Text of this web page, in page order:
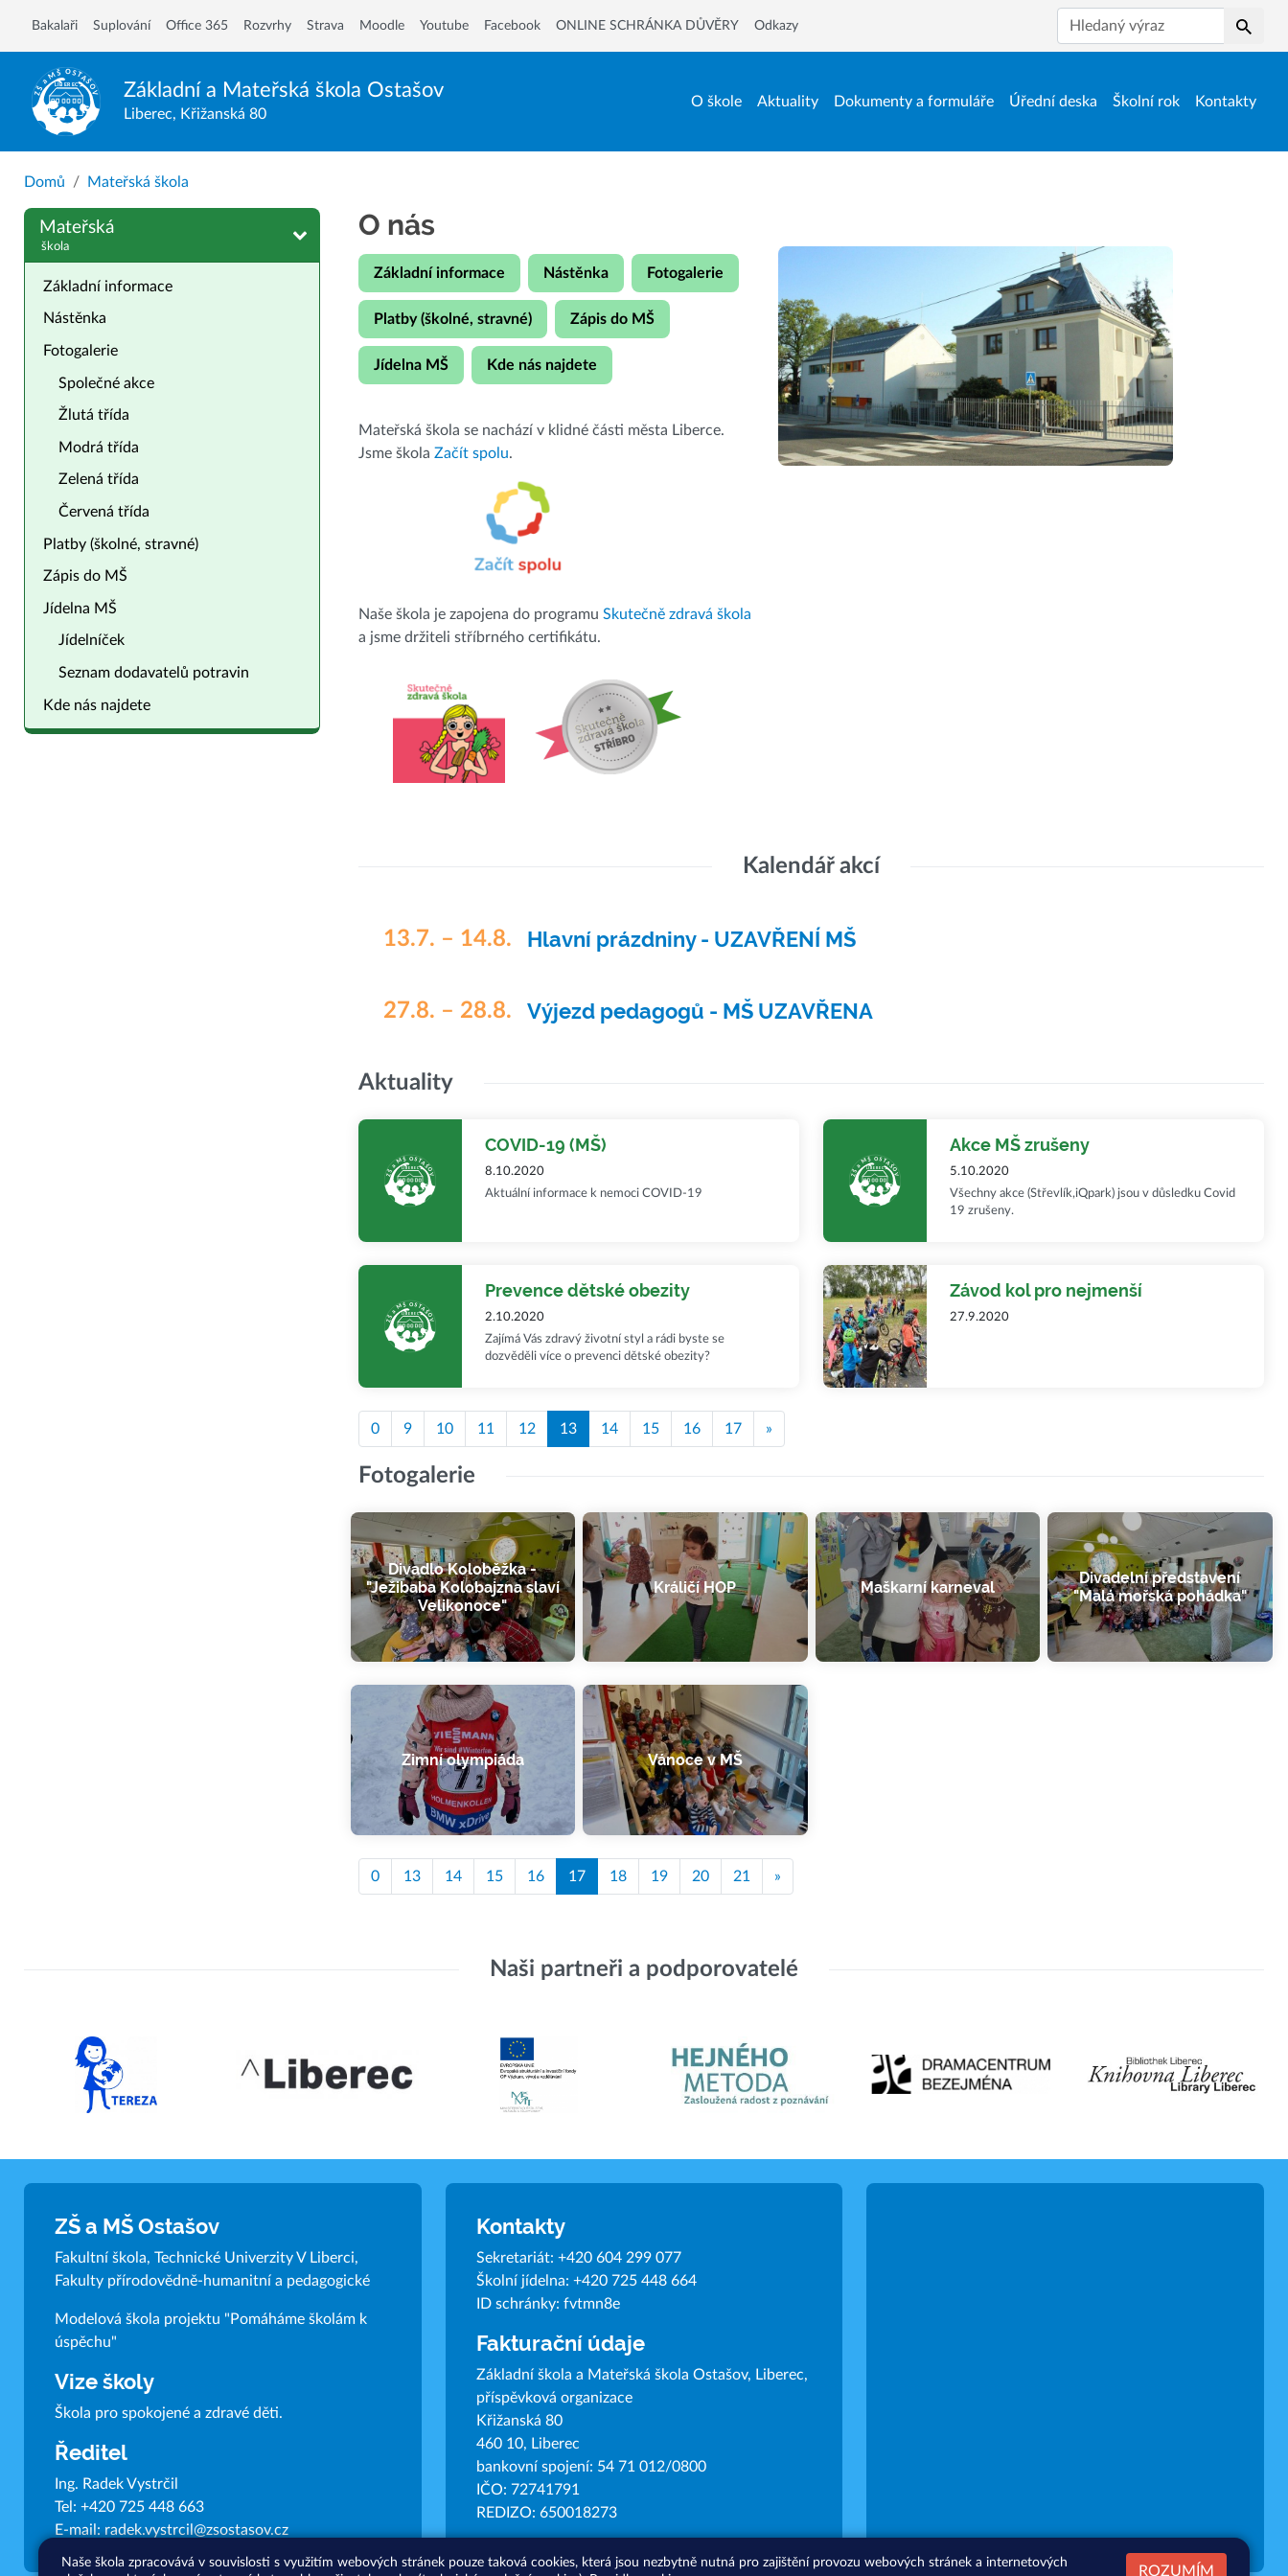
Základní a Mateřská škola Ostašov
Liberec, Křižanská 80
O škole Aktuality Dokumenty a formuláře Úřední deska Školní rok Kontakty
Bakalaři Suplování Office 365 Rozvrhy Strava Moodle Youtube Facebook ONLINE SCHRÁNKA DŮVĚRY Odkazy
Hledat
Domů Mateřská škola
Mateřská
škola
Základní informace
Nástěnka
Fotogalerie
Společné akce
Žlutá třída
Modrá třída
Zelená třída
Červená třída
Platby (školné, stravné)
Zápis do MŠ
Jídelna MŠ
Jídelníček
Seznam dodavatelů potravin
Kde nás najdete
O nás
Základní informace Nástěnka Fotogalerie
Platby (školné, stravné) Zápis do MŠ
Jídelna MŠ Kde nás najdete
Mateřská škola se nachází v klidné části města Liberce.
Jsme školaZačít spolu.
Naše škola je zapojena do programuSkutečně zdravá škola
a jsme držiteli stříbrného certifikátu.
Kalendář akcí
13.7. – 14.8. Hlavní prázdniny - UZAVŘENÍ MŠ
27.8. – 28.8. Výjezd pedagogů - MŠ UZAVŘENA
Aktuality
COVID-19 (MŠ)
8.10.2020
Aktuální informace k nemoci COVID-19
Akce MŠ zrušeny
5.10.2020
Všechny akce (Střevlík,iQpark) jsou v důsledku Covid
19 zrušeny.
Prevence dětské obezity
2.10.2020
Zajímá Vás zdravý životní styl a rádi byste se
dozvěděli více o prevenci dětské obezity?
Závod kol pro nejmenší
27.9.2020
0 9 10 11 12 13 14 15 16 17 »
Fotogalerie
Divadlo Koloběžka -
"Ježibaba Kolobajzna slaví
Velikonoce"
Králičí HOP Maškarní karneval
Divadelní představení
"Malá mořská pohádka"
Zimní olympiáda Vánoce v MŠ
0 13 14 15 16 17 18 19 20 21 »
Naši partneři a podporovatelé
ZŠ a MŠ Ostašov
Fakultní škola, Technické Univerzity V Liberci,
Fakulty přírodovědně-humanitní a pedagogické
Modelová škola projektu "Pomáháme školám k
úspěchu"
Vize školy
Škola pro spokojené a zdravé děti.
Ředitel
Ing. Radek Vystrčil
Tel: +420 725 448 663
E-mail: radek.vystrcil@zsostasov.cz
Kontakty
Sekretariát: +420 604 299 077
Školní jídelna: +420 725 448 664
ID schránky: fvtmn8e
Fakturační údaje
Základní škola a Mateřská škola Ostašov, Liberec,
příspěvková organizace
Křižanská 80
460 10, Liberec
bankovní spojení: 54 71 012/0800
IČO: 72741791
REDIZO: 650018273
Naše škola zpracovává v souvislosti s využitím webových stránek pouze taková cookies, která jsou nezbytně nutná pro zajištění provozu webových stránek a internetových
ROZUMÍM